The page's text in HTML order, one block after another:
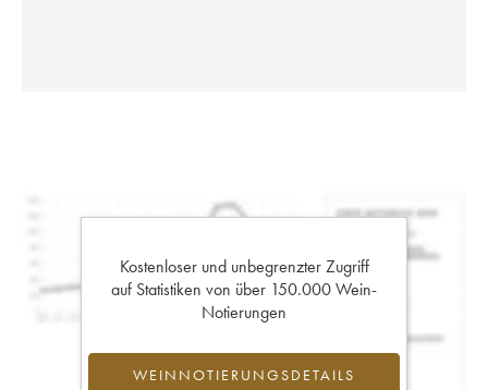
Kostenloser und unbegrenzter Zugriff
auf Statistiken von über 150.000 Wein-
Notierungen
WEINNOTIERUNGSDETAILS